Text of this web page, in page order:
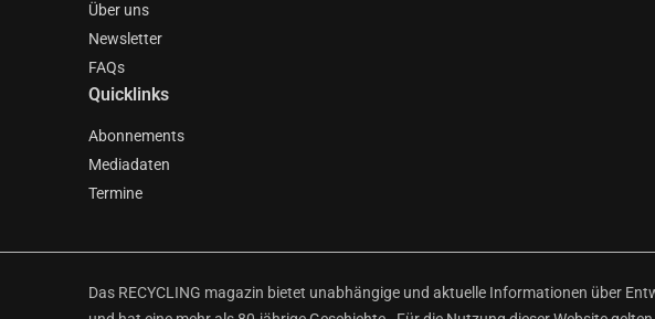
Über uns
Newsletter
FAQs
Quicklinks
Abonnements
Mediadaten
Termine
Das RECYCLING magazin bietet unabhängige und aktuelle Informationen über